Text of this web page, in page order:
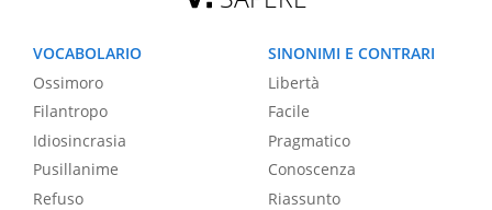
VOCABOLARIO
Ossimoro
Filantropo
Idiosincrasia
Pusillanime
Refuso
SINONIMI E CONTRARI
Libertà
Facile
Pragmatico
Conoscenza
Riassunto